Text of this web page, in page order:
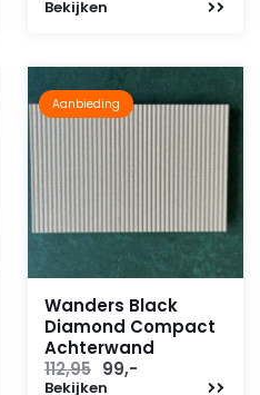
Bekijken
Aanbieding
Wanders Black
Diamond Compact
Achterwand
112,95 Oorspronkelijke
prijs
99,-
Bekijken